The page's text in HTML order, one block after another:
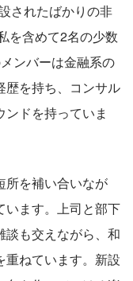
されたばかりの非
を含めて2名の少数
ンバーは金融系の
歴を持ち、コンサル
ドを持っていま
所を補い合いなが
います。上司と部下
談も交えながら、和
重ねています。新設